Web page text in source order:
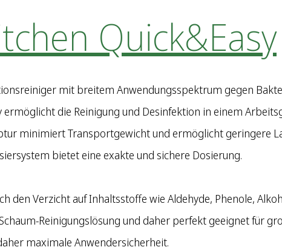
Quick&Easy
mit breitem Anwendungsspektrum gegen
ermöglicht die Reinigung und Desinfektion in einem
minimiert Transportgewicht und ermöglicht geringere
bietet eine exakte und sichere Dosierung.
den Verzicht auf Inhaltsstoffe wie Aldehyde, Phenole,
Reinigungslösung und daher perfekt geeignet für
maximale Anwendersicherheit.